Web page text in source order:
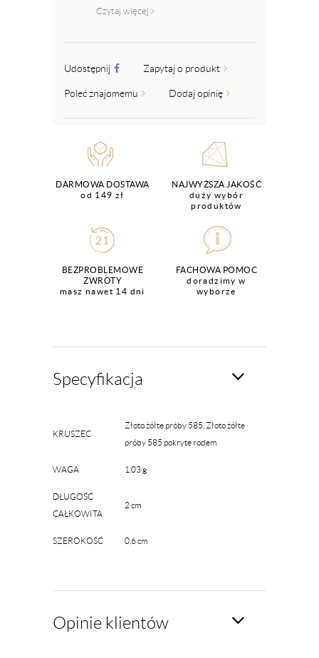
Czytaj więcej
Udostępnij Zapytaj o produkt
Poleć znajomemu Dodaj opinię
DARMOWA DOSTAWA
od 149 zł
NAJWYŻSZA JAKOŚĆ
duży wybór
produktów
BEZPROBLEMOWE
ZWROTY
masz nawet 14 dni
FACHOWA POMOC
doradzimy w
wyborze
Specyfikacja
KRUSZEC
Złoto żółte próby 585, Złoto żółte
próby 585 pokryte rodem
WAGA 1.03 g
DŁUGOŚĆ
CAŁKOWITA
2 cm
SZEROKOŚĆ 0,6 cm
Opinie klientów